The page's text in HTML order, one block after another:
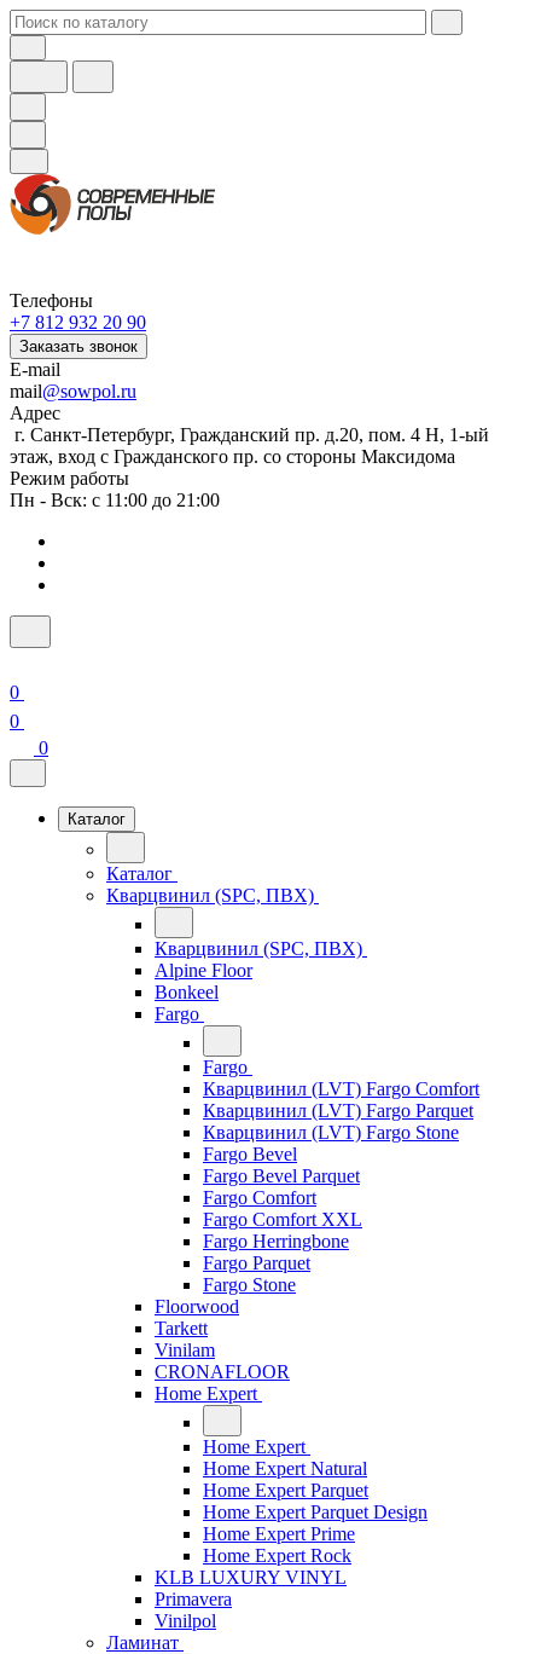
Телефоны
+7 812 932 20 90
Заказать звонок
E-mail
mail@sowpol.ru
Адрес
г. Санкт-Петербург, Гражданский пр. д.20, пом. 4 Н, 1-ый
этаж, вход с Гражданского пр. со стороны Максидома
Режим работы
Пн - Вск: с 11:00 до 21:00
0
0
0
Каталог
Каталог
Кварцвинил (SPC, ПВХ)
Кварцвинил (SPC, ПВХ)
Alpine Floor
Bonkeel
Fargo
Fargo
Кварцвинил (LVT) Fargo Comfort
Кварцвинил (LVT) Fargo Parquet
Кварцвинил (LVT) Fargo Stone
Fargo Bevel
Fargo Bevel Parquet
Fargo Comfort
Fargo Comfort XXL
Fargo Herringbone
Fargo Parquet
Fargo Stone
Floorwood
Tarkett
Vinilam
CRONAFLOOR
Home Expert
Home Expert
Home Expert Natural
Home Expert Parquet
Home Expert Parquet Design
Home Expert Prime
Home Expert Rock
KLB LUXURY VINYL
Primavera
Vinilpol
Ламинат